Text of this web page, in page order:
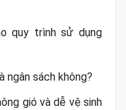
quy trình sử dụng
ngân sách không?
gió và dễ vệ sinh